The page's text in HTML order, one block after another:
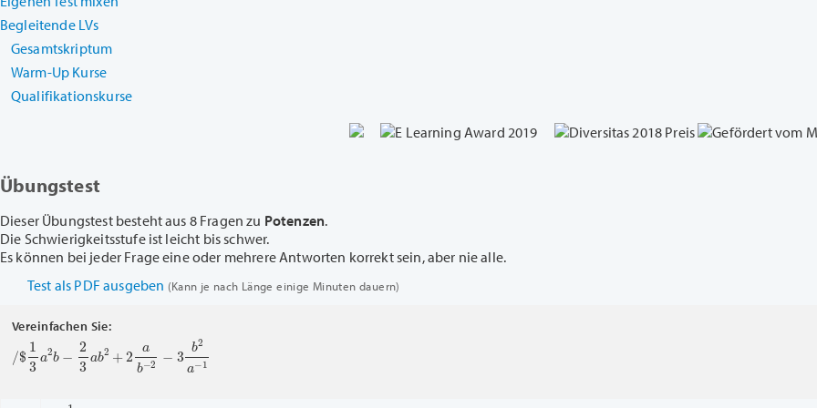
Begleitende LVs
Gesamtskriptum
Warm-Up Kurse
Qualifikationskurse
Übungstest
Dieser Übungstest besteht aus 8 Fragen zu Potenzen.
Die Schwierigkeitsstufe ist leicht bis schwer.
Es können bei jeder Frage eine oder mehrere Antworten korrekt sein, aber nie alle.
Test als PDF ausgeben (Kann je nach Länge einige Minuten dauern)
Vereinfachen Sie:
$ 13 a2 23 ab +2 ab 3 b2